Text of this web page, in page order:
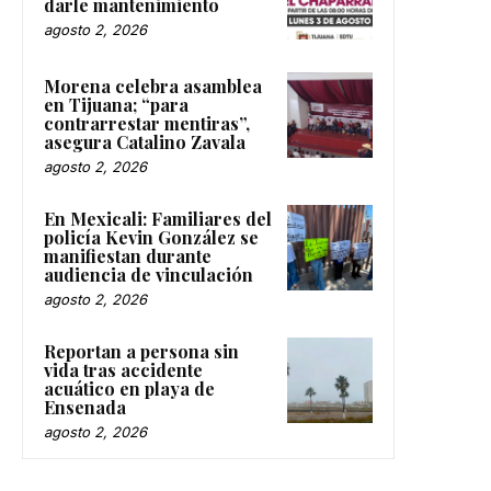
darle mantenimiento
agosto 2, 2026
Morena celebra asamblea
en Tijuana; “para
contrarrestar mentiras”,
asegura Catalino Zavala
agosto 2, 2026
En Mexicali: Familiares del
policía Kevin González se
manifiestan durante
audiencia de vinculación
agosto 2, 2026
Reportan a persona sin
vida tras accidente
acuático en playa de
Ensenada
agosto 2, 2026